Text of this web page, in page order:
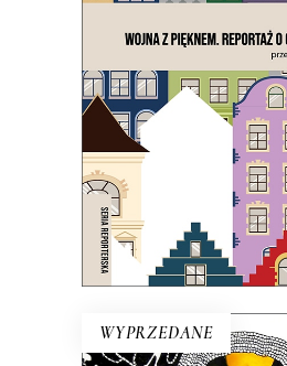
E-BOOK DO
Czy chodzi o ten
strach przed
nienowoczesne?
43.00zł
WYPRZEDANE